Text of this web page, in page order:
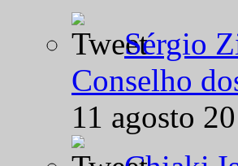
Sérgio
Conselho
11 agosto